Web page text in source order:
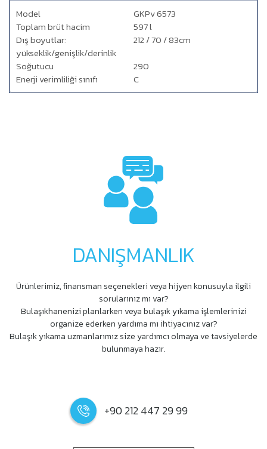
Model
GKPv 6573
Toplam brüt hacim
597 l
Dış boyutlar:
yükseklik/genişlik/derinlik
212 / 70 / 83cm
Soğutucu
290
Enerji verimliliği sınıfı
C
DANIŞMANLIK
Ürünlerimiz, ﬁnansman seçenekleri veya hijyen konusuyla ilgili
sorularınız mı var?
Bulaşıkhanenizi planlarken veya bulaşık yıkama işlemlerinizi
organize ederken yardıma mı ihtiyacınız var?
Bulaşık yıkama uzmanlarımız size yardımcı olmaya ve tavsiyelerde
bulunmaya hazır.
+90 212 447 29 99